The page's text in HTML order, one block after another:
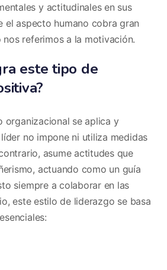
y actitudinales en sus
el aspecto humano cobra gran
referimos a la motivación.
este tipo de
organizacional se aplica y
no impone ni utiliza medidas
asume actitudes que
actuando como un guía
siempre a colaborar en las
este estilo de liderazgo se basa